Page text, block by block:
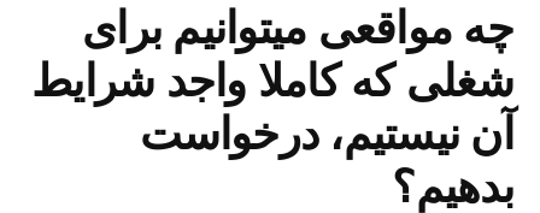
چه مواقعی میتوانیم برای
شغلی که کاملا واجد شرایط
آن نیستیم، درخواست
بدهیم؟